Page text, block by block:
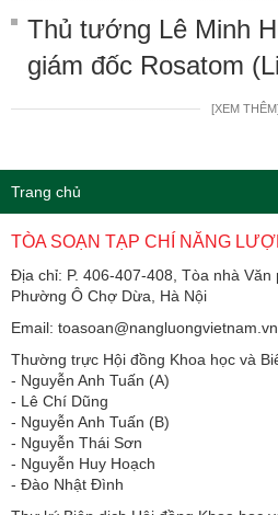
Thủ tướng Lê Minh
giám đốc Rosatom
[XEM
Trang chủ
TÒA SOẠN TẠP CHÍ NĂNG
Địa chỉ: P. 406-407-408, Tòa nhà Văn
Phường Ô Chợ Dừa, Hà Nội
Email: toasoan@nangluongvietnam.vn
Thường trực Hội đồng Khoa học và
​​​​​​- Nguyễn Anh Tuấn (A)
- Lê Chí Dũng
- Nguyễn Anh Tuấn (B)
- Nguyễn Thái Sơn
- Nguyễn Huy Hoạch
- Đào Nhật Đình